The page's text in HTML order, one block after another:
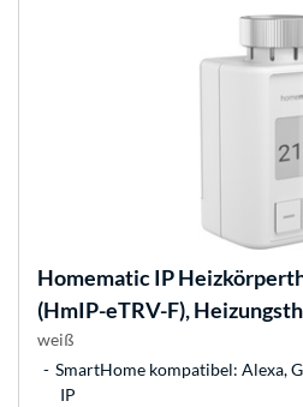
Homematic IP
(HmIP-eTRV-F),
weiß
SmartHome kompatibel: Alexa,
IP